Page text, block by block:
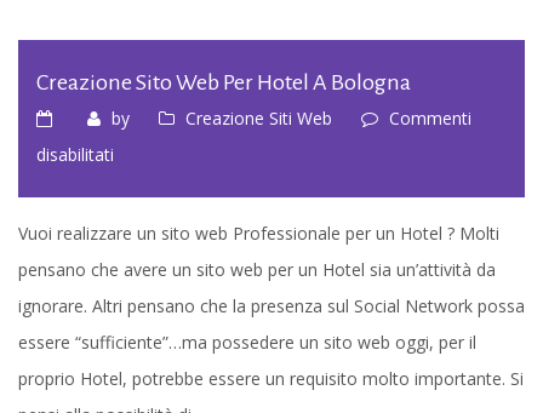
Creazione Sito Web Per Hotel A Bologna
by Creazione Siti Web
Commenti
disabilitati
Sito
web
per
Hotel
a
Bologna
Vuoi realizzare un sito web Professionale per un Hotel ? Molti
pensano che avere un sito web per un Hotel sia un’attività da
ignorare. Altri pensano che la presenza sul Social Network possa
essere “sufficiente”…ma possedere un sito web oggi, per il
proprio Hotel, potrebbe essere un requisito molto importante. Si